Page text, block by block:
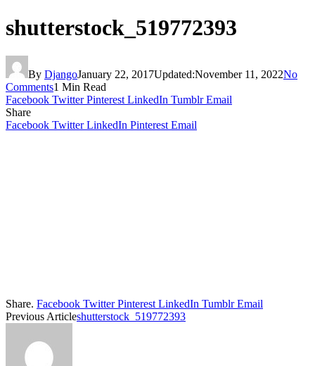
shutterstock_519772393
By DjangoJanuary 22, 2017Updated:November 11, 2022No
Comments1 Min Read
Facebook Twitter Pinterest LinkedIn Tumblr Email
Share
Facebook Twitter LinkedIn Pinterest Email
Share. Facebook Twitter Pinterest LinkedIn Tumblr Email
Previous Articleshutterstock_519772393